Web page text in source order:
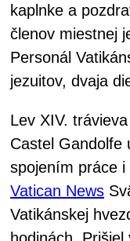
kaplnke a
členov miestnej
Personál
jezuitov, dvaja
Lev XIV.
Castel Gandolfe
spojením práce
Vatican News
Vatikánskej
hodinách.